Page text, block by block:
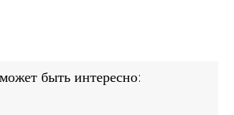
быть интересно: